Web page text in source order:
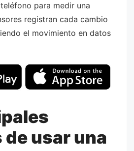
para medir una
registran cada cambio
el movimiento en datos
usar una